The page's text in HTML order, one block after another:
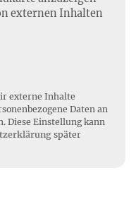
externen Inhalten
externe Inhalte
Daten an
Einstellung kann
später